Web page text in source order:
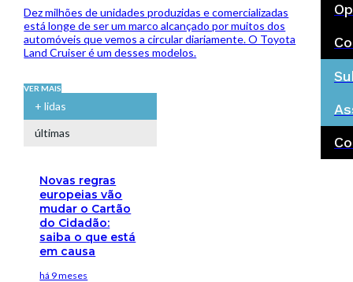
Dez milhões de unidades produzidas e comercializadas
está longe de ser um marco alcançado por muitos dos
automóveis que vemos a circular diariamente. O Toyota
Land Cruiser é um desses modelos.
VER MAIS
+ lidas
últimas
Novas regras
europeias vão
mudar o Cartão
do Cidadão:
saiba o que está
em causa
há 9 meses